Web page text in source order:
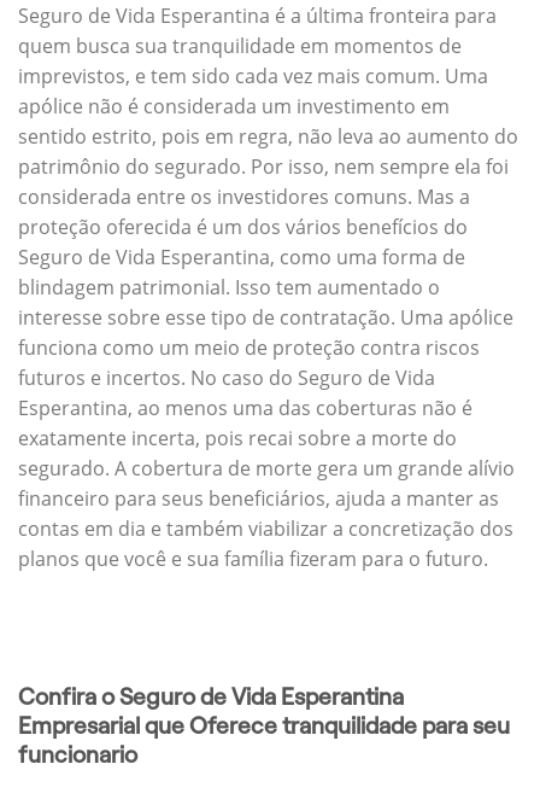
Seguro de Vida Esperantina é a última fronteira para
quem busca sua tranquilidade em momentos de
imprevistos, e tem sido cada vez mais comum. Uma
apólice não é considerada um investimento em
sentido estrito, pois em regra, não leva ao aumento do
patrimônio do segurado. Por isso, nem sempre ela foi
considerada entre os investidores comuns. Mas a
proteção oferecida é um dos vários benefícios do
Seguro de Vida Esperantina, como uma forma de
blindagem patrimonial. Isso tem aumentado o
interesse sobre esse tipo de contratação. Uma apólice
funciona como um meio de proteção contra riscos
futuros e incertos. No caso do Seguro de Vida
Esperantina, ao menos uma das coberturas não é
exatamente incerta, pois recai sobre a morte do
segurado. A cobertura de morte gera um grande alívio
financeiro para seus beneficiários, ajuda a manter as
contas em dia e também viabilizar a concretização dos
planos que você e sua família fizeram para o futuro.
Confira o Seguro de Vida Esperantina
Empresarial que Oferece tranquilidade para seu
funcionario